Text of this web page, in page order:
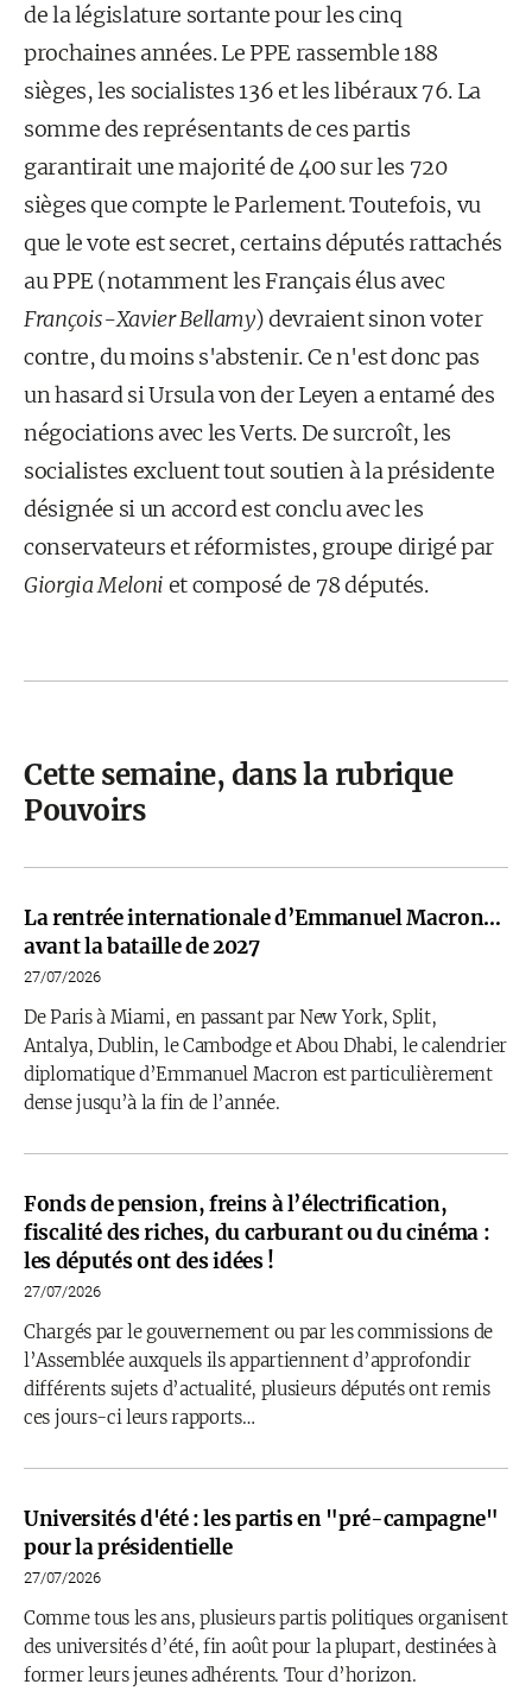
de la législature sortante pour les cinq
prochaines années. Le PPE rassemble 188
sièges, les socialistes 136 et les libéraux 76. La
somme des représentants de ces partis
garantirait une majorité de 400 sur les 720
sièges que compte le Parlement. Toutefois, vu
que le vote est secret, certains députés rattachés
au PPE (notamment les Français élus avec
François-Xavier Bellamy) devraient sinon voter
contre, du moins s'abstenir. Ce n'est donc pas
un hasard si Ursula von der Leyen a entamé des
négociations avec les Verts. De surcroît, les
socialistes excluent tout soutien à la présidente
désignée si un accord est conclu avec les
conservateurs et réformistes, groupe dirigé par
Giorgia Meloni et composé de 78 députés.
Cette semaine, dans la rubrique
Pouvoirs
La rentrée internationale d’Emmanuel Macron…
avant la bataille de 2027
27/07/2026
De Paris à Miami, en passant par New York, Split,
Antalya, Dublin, le Cambodge et Abou Dhabi, le calendrier
diplomatique d’Emmanuel Macron est particulièrement
dense jusqu’à la fin de l’année.
Fonds de pension, freins à l’électrification,
fiscalité des riches, du carburant ou du cinéma :
les députés ont des idées !
27/07/2026
Chargés par le gouvernement ou par les commissions de
l’Assemblée auxquels ils appartiennent d’approfondir
différents sujets d’actualité, plusieurs députés ont remis
ces jours-ci leurs rapports…
Universités d'été : les partis en "pré-campagne"
pour la présidentielle
27/07/2026
Comme tous les ans, plusieurs partis politiques organisent
des universités d’été, fin août pour la plupart, destinées à
former leurs jeunes adhérents. Tour d’horizon.